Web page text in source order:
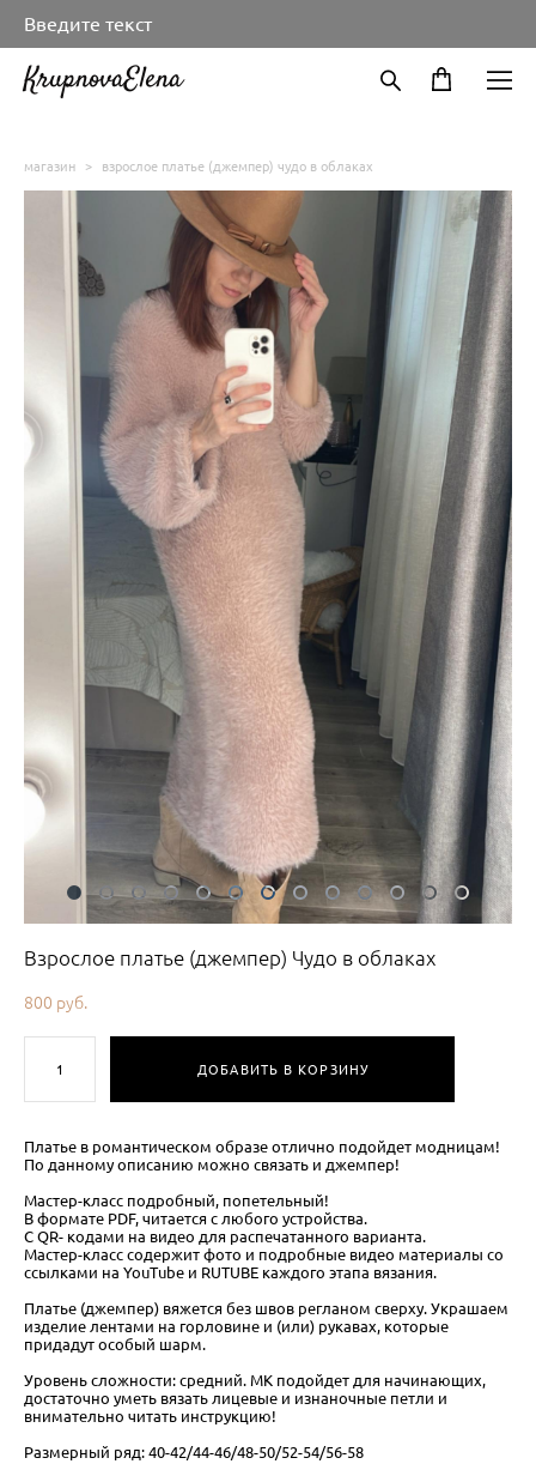
Введите текст
KrupnovaElena
магазин > взрослое платье (джемпер) чудо в облаках
Взрослое платье (джемпер) Чудо в облаках
800 pуб.
ДОБАВИТЬ В КОРЗИНУ
Платье в романтическом образе отлично подойдет модницам!
По данному описанию можно связать и джемпер!
Мастер-класс подробный, попетельный!
В формате PDF, читается с любого устройства.
С QR- кодами на видео для распечатанного варианта.
Мастер-класс содержит фото и подробные видео материалы со
ссылками на YouTube и RUTUBE каждого этапа вязания.
Платье (джемпер) вяжется без швов регланом сверху. Украшаем
изделие лентами на горловине и (или) рукавах, которые
придадут особый шарм.
Уровень сложности: средний. МК подойдет для начинающих,
достаточно уметь вязать лицевые и изнаночные петли и
внимательно читать инструкцию!
Размерный ряд: 40-42/44-46/48-50/52-54/56-58